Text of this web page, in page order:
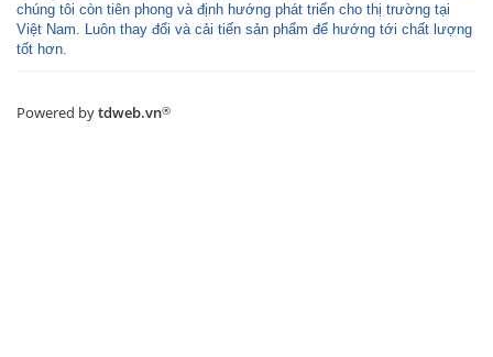
chúng tôi còn tiên phong và định hướng phát triển cho thị trường tại
Việt Nam. Luôn thay đổi và cải tiến sản phẩm để hướng tới chất lượng
tốt hơn.
Powered bytdweb.vn®